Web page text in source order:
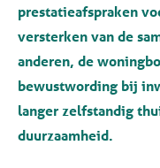
prestatieafspraken
versterken van de
anderen, de
bewustwording bij
langer zelfstandig
duurzaamheid.